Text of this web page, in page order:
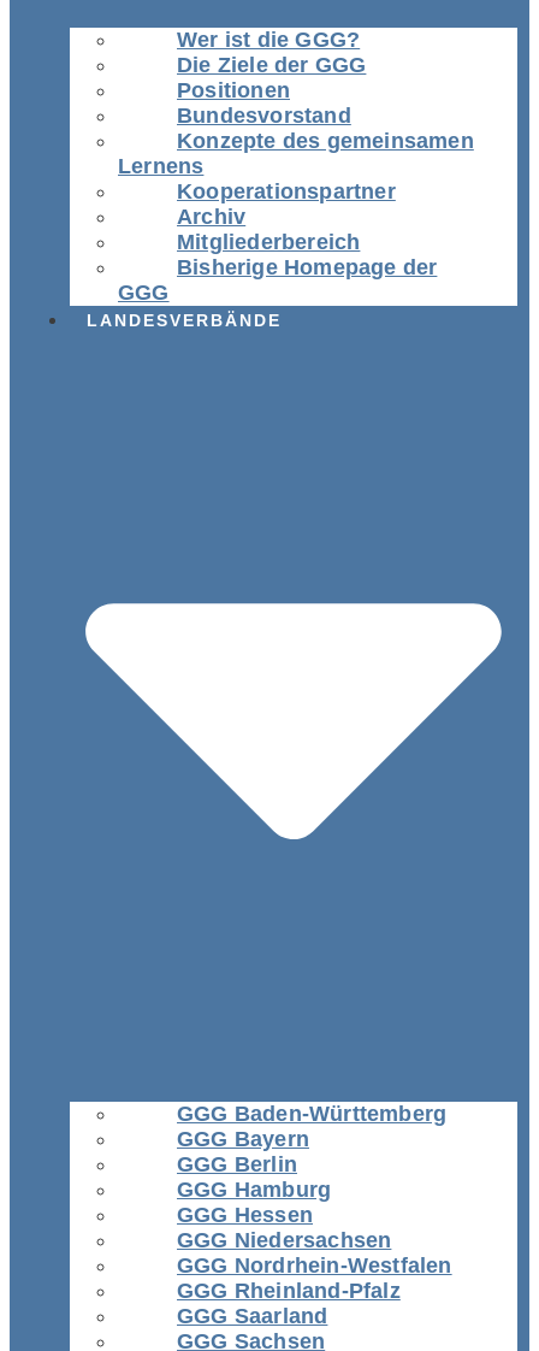
Wer ist die GGG?
Die Ziele der GGG
Positionen
Bundesvorstand
Konzepte des gemeinsamen
Lernens
Kooperationspartner
Archiv
Mitgliederbereich
Bisherige Homepage der
GGG
LANDESVERBÄNDE
GGG Baden-Württemberg
GGG Bayern
GGG Berlin
GGG Hamburg
GGG Hessen
GGG Niedersachsen
GGG Nordrhein-Westfalen
GGG Rheinland-Pfalz
GGG Saarland
GGG Sachsen